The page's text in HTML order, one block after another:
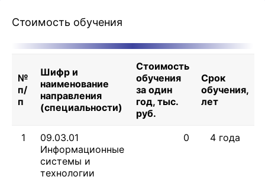
Стоимость обучения
№
п/
п
Шифр и
наименование
направления
(специальности)
Стоимость
обучения
за один
год, тыс.
руб.
Срок
обучения,
лет
1
09.03.01
Информационные
системы и
технологии
0 4 года